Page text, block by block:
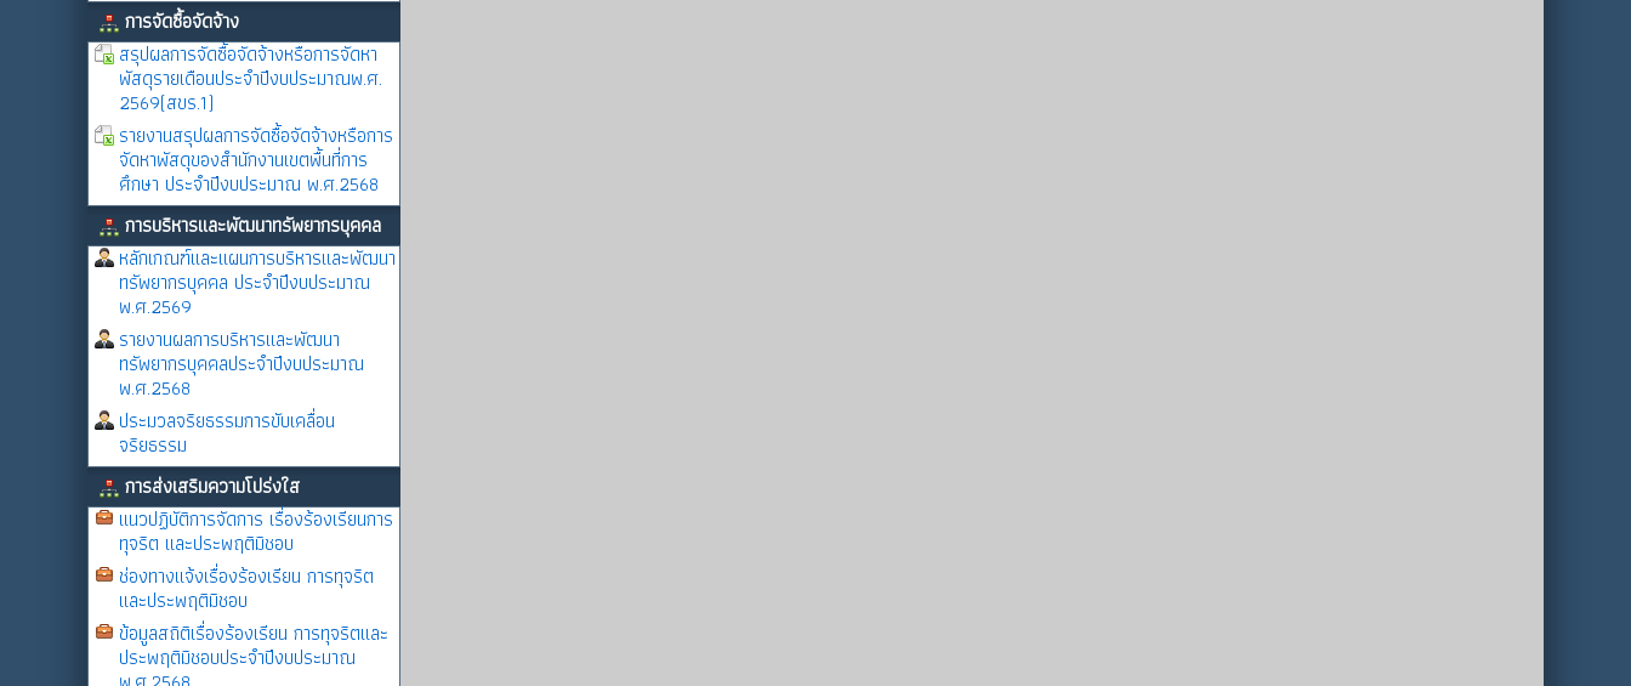
การจัดซื้อจัดจ้าง
สรุปผลการจัดซื้อจัดจ้างหรือการจัดหา
พัสดุรายเดือนประจำปีงบประมาณพ.ศ.
2569(สขร.1)
รายงานสรุปผลการจัดซื้อจัดจ้างหรือการ
จัดหาพัสดุของสำนักงานเขตพื้นที่การ
ศึกษา ประจำปีงบประมาณ พ.ศ.2568
การบริหารและพัฒนาทรัพยากรบุคคล
หลักเกณฑ์และแผนการบริหารและพัฒนา
ทรัพยากรบุคคล ประจำปีงบประมาณ
พ.ศ.2569
รายงานผลการบริหารและพัฒนา
ทรัพยากรบุคคลประจำปีงบประมาณ
พ.ศ.2568
ประมวลจริยธรรมการขับเคลื่อน
จริยธรรม
การส่งเสริมความโปร่งใส
แนวปฏิบัติการจัดการ เรื่องร้องเรียนการ
ทุจริต และประพฤติมิชอบ
ช่องทางแจ้งเรื่องร้องเรียน การทุจริต
และประพฤติมิชอบ
ข้อมูลสถิติเรื่องร้องเรียน การทุจริตและ
ประพฤติมิชอบประจำปีงบประมาณ